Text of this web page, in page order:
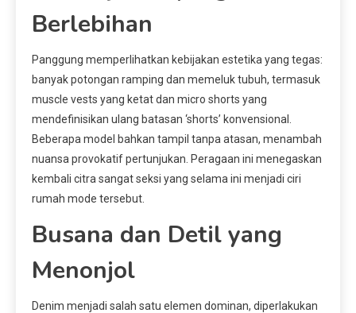
Berlebihan
Panggung memperlihatkan kebijakan estetika yang tegas:
banyak potongan ramping dan memeluk tubuh, termasuk
muscle vests yang ketat dan micro shorts yang
mendefinisikan ulang batasan ‘shorts’ konvensional.
Beberapa model bahkan tampil tanpa atasan, menambah
nuansa provokatif pertunjukan. Peragaan ini menegaskan
kembali citra sangat seksi yang selama ini menjadi ciri
rumah mode tersebut.
Busana dan Detil yang
Menonjol
Denim menjadi salah satu elemen dominan, diperlakukan